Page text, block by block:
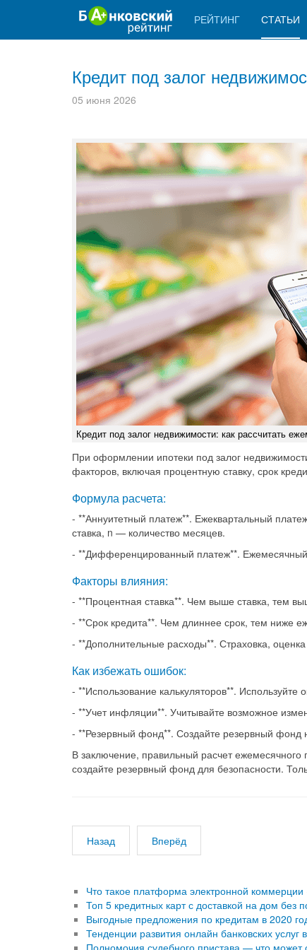
РЕЙТИНГ СТАТЬИ
Кредит под залог
05 июня 2026
Кредит под залог недвижимости: как рассчитать
При оформлении ипотеки под залог
факторов, включая процентную ставку, срок
Формула расчета:
- **Аннуитетный платеж**. Ежеквартальный
ставка, n — количество месяцев.
- **Дифференцированный платеж**. Ежемесячный
Факторы влияния:
- **Процентная ставка**. Чем выше ставка, тем
- **Срок кредита**. Чем длиннее срок, тем ниже
- **Дополнительные расходы**. Страховка,
Как избежать ошибок:
- **Использование калькуляторов**.
- **Учет инфляции**. Учитывайте возможное
- **Резервный фонд**. Создайте резервный фонд
В заключение, правильный расчет
создайте резервный фонд для безопасности.
Назад Вперёд
Что такое платформа электронной
Топ 5 кредитных карт с доставкой на дом без
Выгодные предложения по кредитам в 2020
Тенденции развития онлайн банковских услуг
Полномочия судебного пристава — что может